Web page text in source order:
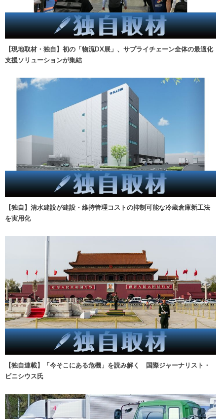
【現地取材・独自】初の「物流DX展」、サプライチェーン全体の最適化
支援ソリューションが集結
【独自】清水建設が建設・維持管理コストの抑制可能な冷蔵倉庫新工法
を実用化
【独自連載】「今そこにある危機」を読み解く 国際ジャーナリスト・
ビニシウス氏